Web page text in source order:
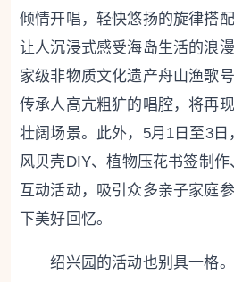
倾情开唱，轻快悠扬的旋律搭
让人沉浸式感受海岛生活的浪
家级非物质文化遗产舟山渔歌
传承人高亢粗犷的唱腔，将再
壮阔场景。此外，5月1日至3
风贝壳DIY、植物压花书签制
互动活动，吸引众多亲子家庭
下美好回忆。
绍兴园的活动也别具一格。